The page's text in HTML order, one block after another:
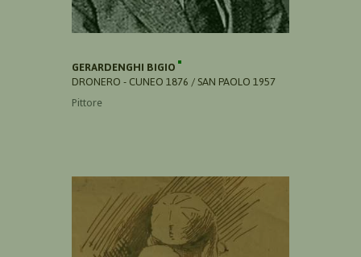
GERARDENGHI BIGIO
DRONERO - CUNEO 1876 / SAN PAOLO 1957
Pittore